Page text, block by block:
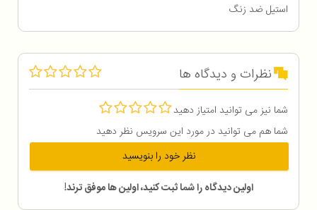
استیل ضد زنگ
نظرات و دیدگاه ها
شما نیز می توانید امتیاز دهید
شما هم می توانید در مورد این سرویس نظر دهید
نظر خود را بنویسید
اولین دیدگاه را شما ثبت کنید، اولین ها موفق ترند!